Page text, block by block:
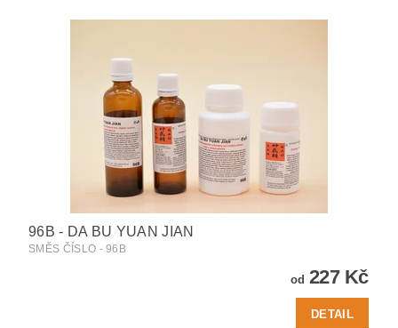
96B - DA BU YUAN JIAN
SMĚS ČÍSLO - 96B
od 227 Kč
DETAIL